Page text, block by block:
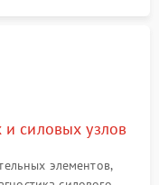
и силовых узлов
элементов,